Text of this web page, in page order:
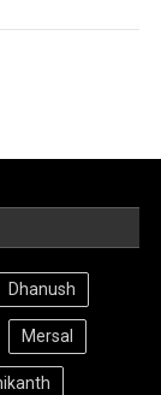
Dhanush
Mersal